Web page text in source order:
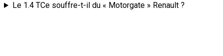
Le 1.4 TCe souffre-t-il du « Motorgate » Renault ?